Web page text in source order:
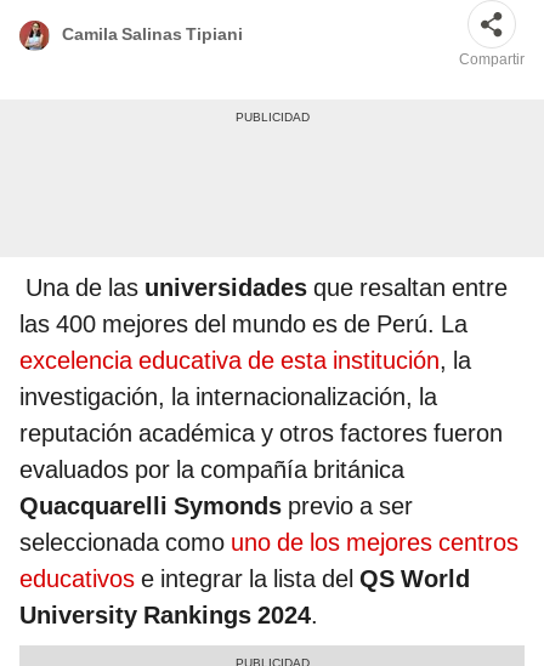
Camila Salinas Tipiani
Compartir
Una de las universidades que resaltan entre
las 400 mejores del mundo es de Perú. La
excelencia educativa de esta institución, la
investigación, la internacionalización, la
reputación académica y otros factores fueron
evaluados por la compañía británica
Quacquarelli Symonds previo a ser
seleccionada como uno de los mejores centros
educativos e integrar la lista del QS World
University Rankings 2024.